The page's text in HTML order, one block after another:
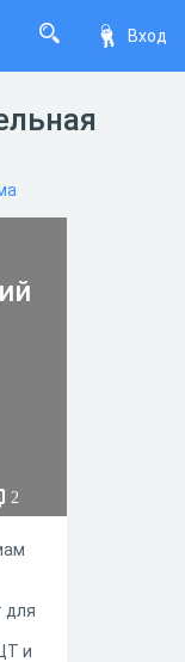
Вход
2
для
и